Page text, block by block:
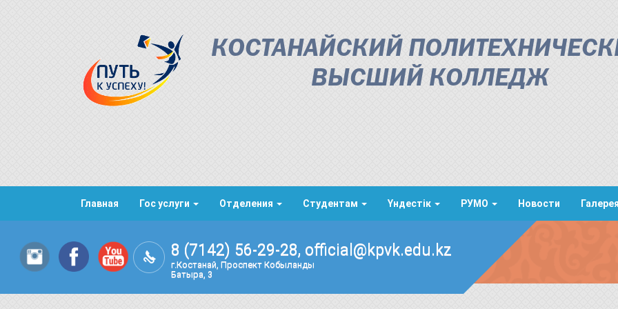
КОСТАНАЙСКИЙ
ВЫСШИЙ КОЛЛЕДЖ
Главная Гос услуги Отделения Студентам Үндестік РУМО Новости Галерея
8 (7142) 56-29-28, official@kpvk.edu.kz
г.Костанай, Проспект Кобыланды
Батыра, 3